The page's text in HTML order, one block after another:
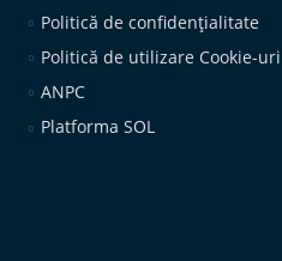
Politică de confidențialitate
Politică de utilizare Cookie-uri
ANPC
Platforma SOL